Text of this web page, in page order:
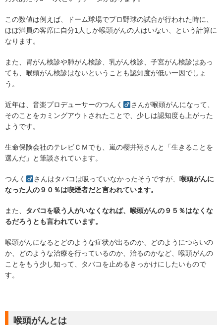
この数値は例えば、ドーム球場でプロ野球の試合が行われた時に、
ほぼ満員の客席に自分1人しか喉頭がんの人はいない、という計算に
なります。
また、胃がん検診や肺がん検診、乳がん検診、子宮がん検診はあっ
ても、喉頭がん検診はないということも認知度が低い一因でしょ
う。
近年は、音楽プロデューサーのつんく
さんが喉頭がんになって、
そのことをカミングアウトされたことで、少しは認知度も上がった
ようです。
生命保険会社のテレビＣＭでも、嵐の櫻井翔さんと「生きることを
選んだ」と筆談されています。
つんく さんはタバコは吸っていなかったそうですが、 喉頭がんに
なった人の９０％は喫煙者だと言われています。
また、 タバコを吸う人がいなくなれば、喉頭がんの９５％はなくな
るだろうとも言われています。
喉頭がんになるとどのような症状が出るのか、どのようにつらいの
か、どのような治療を行っているのか、治るのかなど、喉頭がんの
ことをもう少し知って、タバコを止めるきっかけにしたいもので
す。
喉頭がんとは